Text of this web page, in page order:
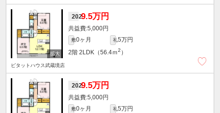
2029.5万円
5,000円
敷0ヶ月 礼5万円
2階 2LDK（56.4ｍ2 ）
ピタットハウス武蔵境店
2029.5万円
5,000円
敷0ヶ月 礼5万円